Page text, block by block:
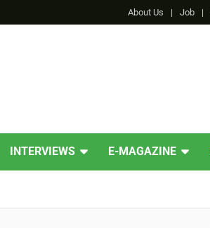
About Us Job
INTERVIEWS E-MAGAZINE